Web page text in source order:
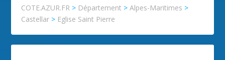
COTE.AZUR.FR > Département >Alpes-Maritimes >
Castellar > Eglise Saint Pierre